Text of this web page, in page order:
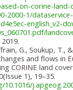
on-corine-land-
2000-1/
english_v2-
G., Soukup, T.,
and flows in
CORINE land
1), 19–35.